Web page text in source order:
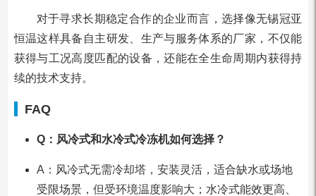
对于寻求长期稳定合作的企业而言，选择像无锡冠亚
恒温这样具备自主研发、生产与服务体系的厂家，不仅能
获得与工况高度匹配的设备，还能在全生命周期内获得持
续的技术支持。
FAQ
Q：风冷式和水冷式冷冻机如何选择？
A：风冷式无需冷却塔，安装灵活，适合缺水或场地
受限场景，但受环境温度影响大；水冷式能效更高、